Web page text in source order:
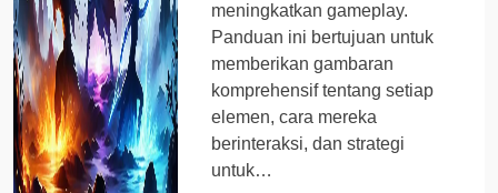
meningkatkan gameplay.
Panduan ini bertujuan untuk
memberikan gambaran
komprehensif tentang setiap
elemen, cara mereka
berinteraksi, dan strategi
untuk…